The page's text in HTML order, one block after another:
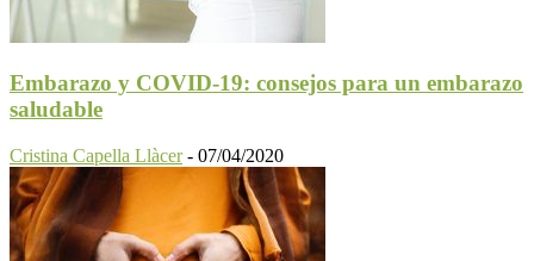
Embarazo y COVID-19: consejos para un embarazo
saludable
Cristina Capella Llàcer - 07/04/2020